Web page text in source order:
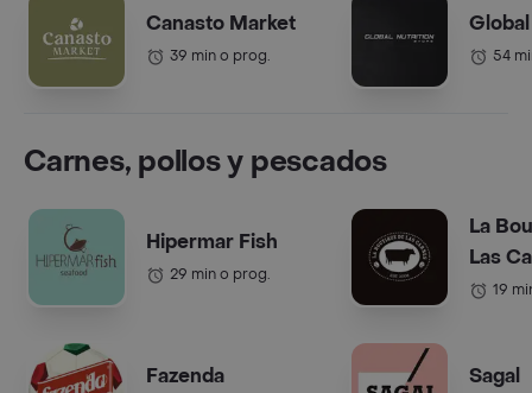
Canasto Market
39 min o prog. 54
Carnes, pollos y pescados
Hipermar Fish
29 min o prog.
Fazenda
La
Las
19
Sagal